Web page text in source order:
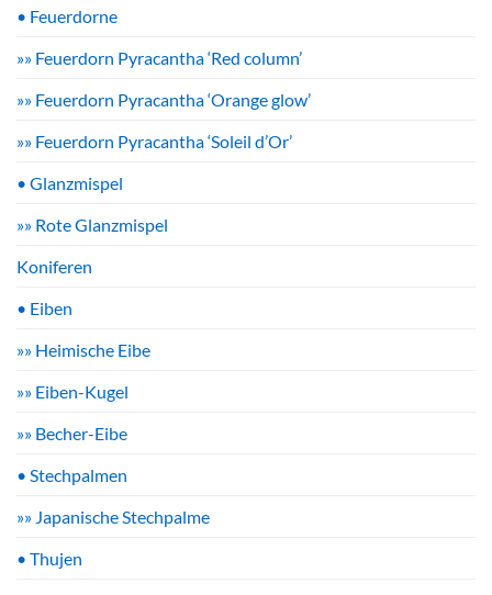
• Feuerdorne
»» Feuerdorn Pyracantha ‘Red column’
»» Feuerdorn Pyracantha ‘Orange glow’
»» Feuerdorn Pyracantha ‘Soleil d’Or’
• Glanzmispel
»» Rote Glanzmispel
Koniferen
• Eiben
»» Heimische Eibe
»» Eiben-Kugel
»» Becher-Eibe
• Stechpalmen
»» Japanische Stechpalme
• Thujen